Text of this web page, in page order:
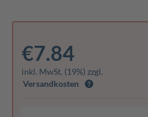
€7.84
inkl. MwSt. (19%) zzgl.
Versandkosten